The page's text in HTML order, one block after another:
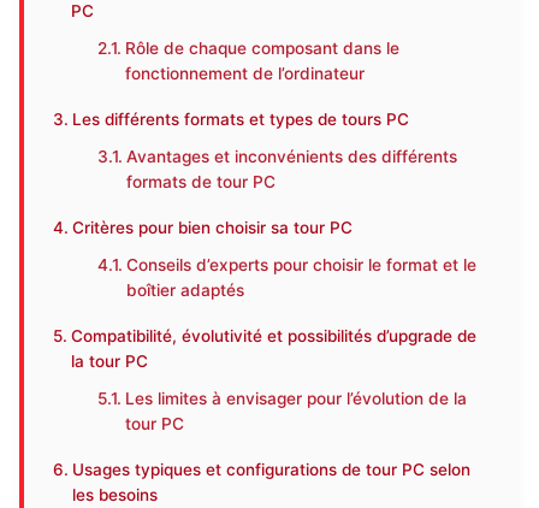
PC
Rôle de chaque composant dans le
fonctionnement de l’ordinateur
Les différents formats et types de tours PC
Avantages et inconvénients des différents
formats de tour PC
Critères pour bien choisir sa tour PC
Conseils d’experts pour choisir le format et le
boîtier adaptés
Compatibilité, évolutivité et possibilités d’upgrade de
la tour PC
Les limites à envisager pour l’évolution de la
tour PC
Usages typiques et configurations de tour PC selon
les besoins